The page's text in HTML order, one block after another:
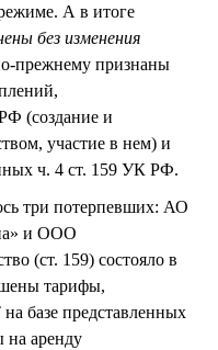
А в итоге
без изменения
прежнему признаны
(создание и
участие в нем) и
ч. 4 ст. 159 УК РФ.
три потерпевших: АО
и ООО
(ст. 159) состояло в
тарифы,
базе представленных
на аренду